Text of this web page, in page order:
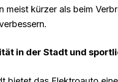
meist kürzer als beim
in der Stadt und